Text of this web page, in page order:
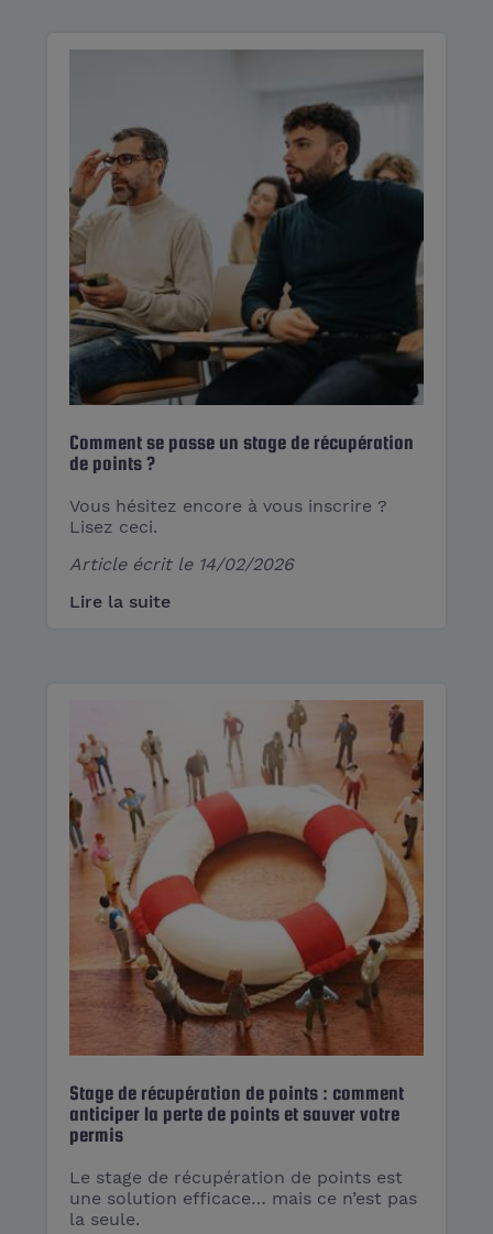
Comment se passe un stage de récupération
de points ?
Vous hésitez encore à vous inscrire ?
Lisez ceci.
Article écrit le 14/02/2026
Lire la suite
Stage de récupération de points : comment
anticiper la perte de points et sauver votre
permis
Le stage de récupération de points est
une solution efficace… mais ce n’est pas
la seule.